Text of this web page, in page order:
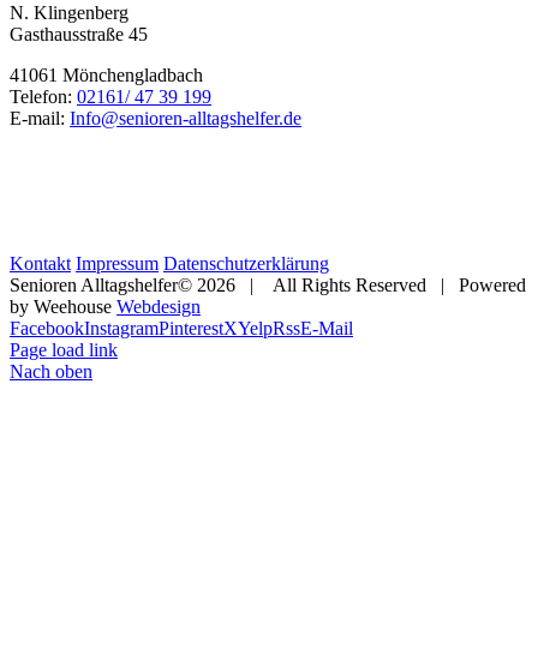
N. Klingenberg
Gasthausstraße 45
41061 Mönchengladbach
Telefon: 02161/ 47 39 199
E-mail: Info@senioren-alltagshelfer.de
Kontakt Impressum Datenschutzerklärung
Senioren Alltagshelfer© 2026 | All Rights Reserved | Powered
by Weehouse Webdesign
FacebookInstagramPinterestXYelpRssE-Mail
Page load link
Nach oben